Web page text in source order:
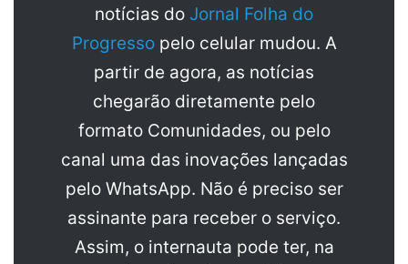
notícias do Jornal Folha do
Progresso pelo celular mudou. A
partir de agora, as notícias
chegarão diretamente pelo
formato Comunidades, ou pelo
canal uma das inovações lançadas
pelo WhatsApp. Não é preciso ser
assinante para receber o serviço.
Assim, o internauta pode ter, na